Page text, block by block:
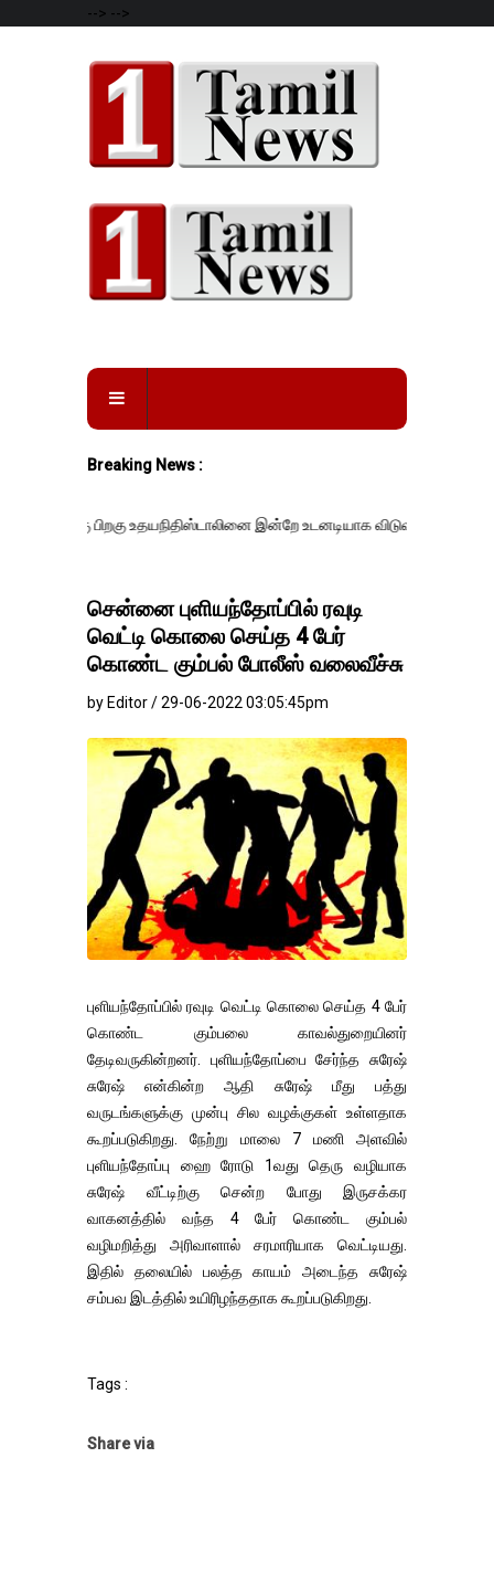
--> -->
Breaking News :
உதயநிதிஸ்டாலினை இன்றே உடனடியாக விடுவிக்கப்பட வேண்.
சென்னை புளியந்தோப்பில் ரவுடி
வெட்டி கொலை செய்த 4 பேர்
கொண்ட கும்பல் போலீஸ் வலைவீச்சு
by Editor / 29-06-2022 03:05:45pm
புளியந்தோப்பில் ரவுடி வெட்டி கொலை செய்த 4 பேர்
கொண்ட கும்பலை காவல்துறையினர்
தேடிவருகின்றனர். புளியந்தோப்பை சேர்ந்த சுரேஷ்
சுரேஷ் என்கின்ற ஆதி சுரேஷ் மீது பத்து
வருடங்களுக்கு முன்பு சில வழக்குகள் உள்ளதாக
கூறப்படுகிறது. நேற்று மாலை 7 மணி அளவில்
புளியந்தோப்பு ஹை ரோடு 1வது தெரு வழியாக
சுரேஷ் வீட்டிற்கு சென்ற போது இருசக்கர
வாகனத்தில் வந்த 4 பேர் கொண்ட கும்பல்
வழிமறித்து அரிவாளால் சரமாரியாக வெட்டியது.
இதில் தலையில் பலத்த காயம் அடைந்த சுரேஷ்
சம்பவ இடத்தில் உயிரிழந்ததாக கூறப்படுகிறது.
Tags :
Share via